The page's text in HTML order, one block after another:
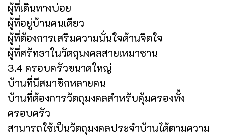
ผู้ที่เดินทางบ่อย
ผู้ที่อยู่บ้านคนเดียว
ผู้ที่ต้องการเสริมความมั่นใจด้านจิตใจ
ผู้ที่ศรัทธาในวัตถุมงคลสายเหมาซาน
3.4 ครอบครัวขนาดใหญ่
บ้านที่มีสมาชิกหลายคน
บ้านที่ต้องการวัตถุมงคลสำหรับคุ้มครองทั้ง
ครอบครัว
สามารถใช้เป็นวัตถุมงคลประจำบ้านได้ตามความ